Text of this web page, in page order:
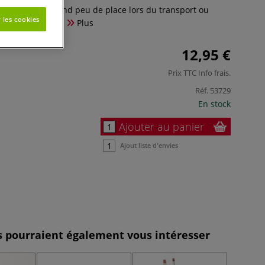
prend peu de place lors du transport ou
rangement.
Plus
12,95 €
Prix TTC Info frais.
Réf. 53729
En stock
Ajouter au panier
Ajout liste d'envies
pourraient également vous intéresser
cookies